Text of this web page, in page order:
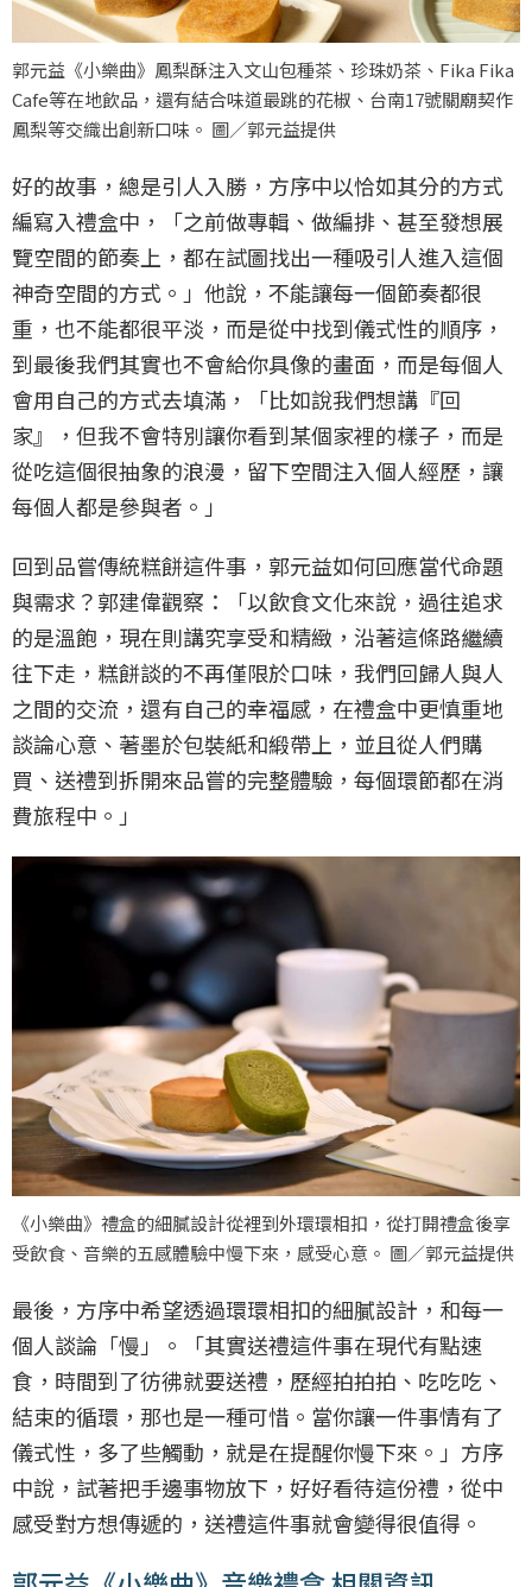
郭元益《小樂曲》鳳梨酥注入文山包種茶、珍珠奶茶、Fika Fika
Cafe等在地飲品，還有結合味道最跳的花椒、台南17號關廟契作
鳳梨等交織出創新口味。 圖／郭元益提供
好的故事，總是引人入勝，方序中以恰如其分的方式
編寫入禮盒中，「之前做專輯、做編排、甚至發想展
覽空間的節奏上，都在試圖找出一種吸引人進入這個
神奇空間的方式。」他說，不能讓每一個節奏都很
重，也不能都很平淡，而是從中找到儀式性的順序，
到最後我們其實也不會給你具像的畫面，而是每個人
會用自己的方式去填滿，「比如說我們想講『回
家』，但我不會特別讓你看到某個家裡的樣子，而是
從吃這個很抽象的浪漫，留下空間注入個人經歷，讓
每個人都是參與者。」
回到品嘗傳統糕餅這件事，郭元益如何回應當代命題
與需求？郭建偉觀察：「以飲食文化來說，過往追求
的是溫飽，現在則講究享受和精緻，沿著這條路繼續
往下走，糕餅談的不再僅限於口味，我們回歸人與人
之間的交流，還有自己的幸福感，在禮盒中更慎重地
談論心意、著墨於包裝紙和緞帶上，並且從人們購
買、送禮到拆開來品嘗的完整體驗，每個環節都在消
費旅程中。」
《小樂曲》禮盒的細膩設計從裡到外環環相扣，從打開禮盒後享
受飲食、音樂的五感體驗中慢下來，感受心意。 圖／郭元益提供
最後，方序中希望透過環環相扣的細膩設計，和每一
個人談論「慢」。「其實送禮這件事在現代有點速
食，時間到了彷彿就要送禮，歷經拍拍拍、吃吃吃、
結束的循環，那也是一種可惜。當你讓一件事情有了
儀式性，多了些觸動，就是在提醒你慢下來。」方序
中說，試著把手邊事物放下，好好看待這份禮，從中
感受對方想傳遞的，送禮這件事就會變得很值得。